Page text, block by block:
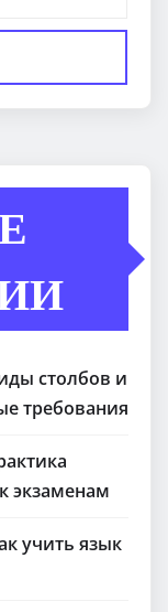
столбов и
требования
экзаменам
учить язык